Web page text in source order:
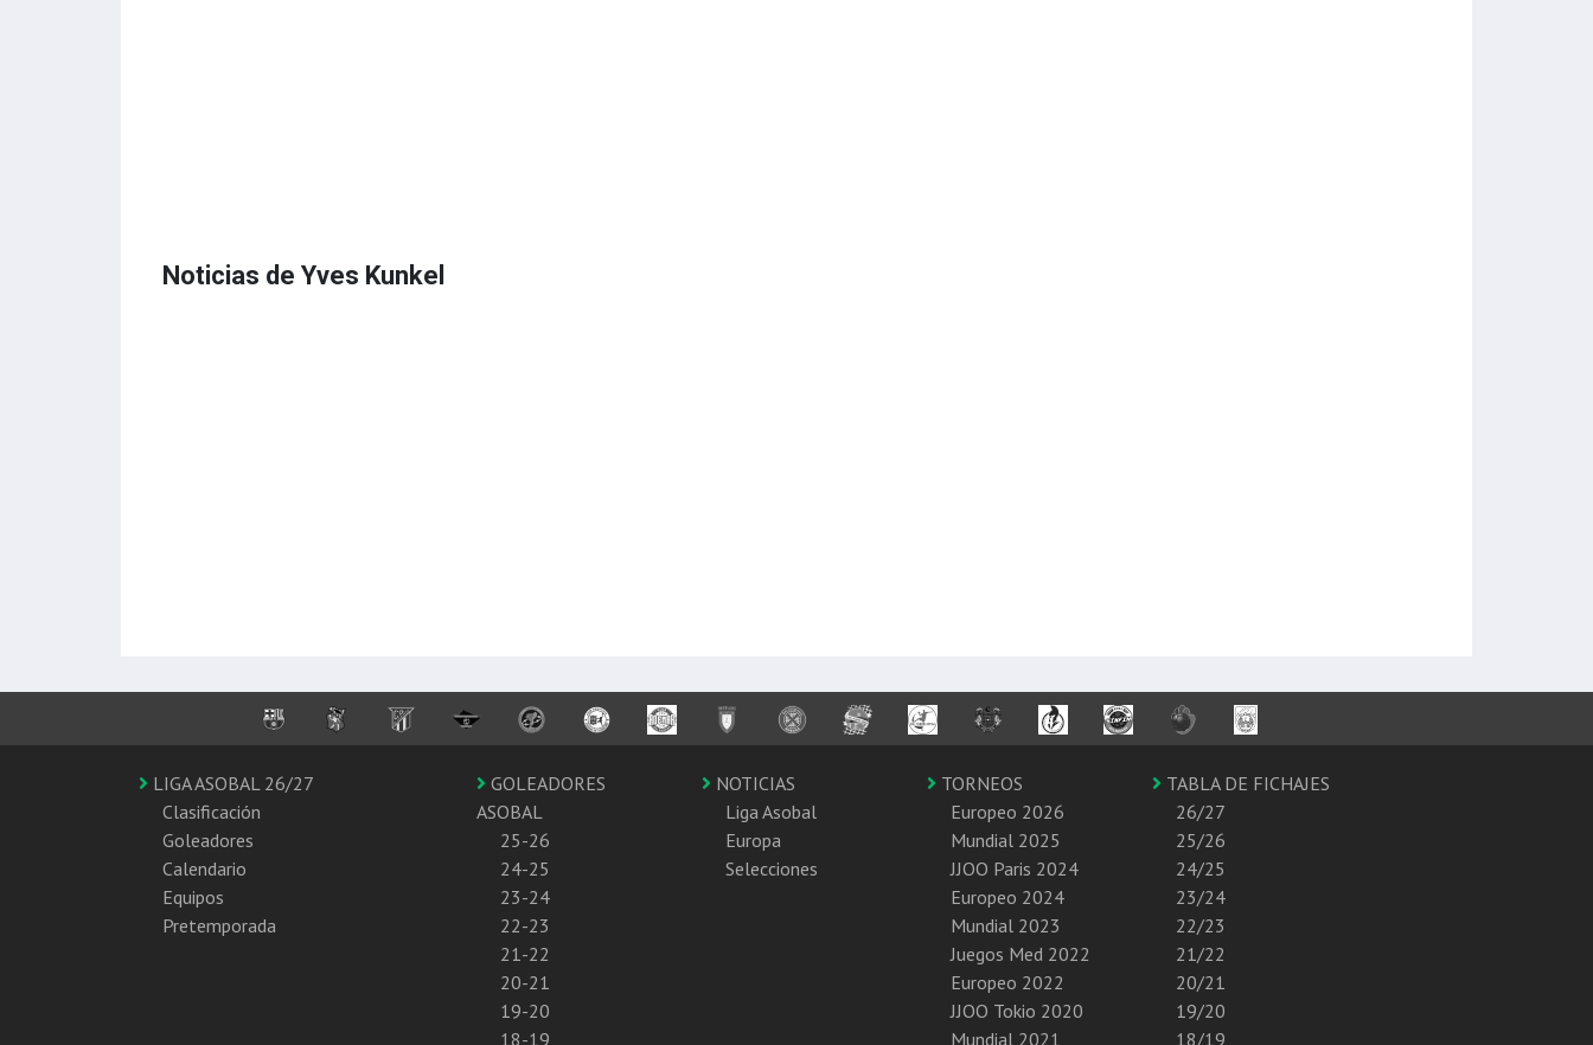
Noticias de Yves Kunkel
LIGA ASOBAL 26/27
Clasificación
Goleadores
Calendario
Equipos
Pretemporada
GOLEADORES
ASOBAL
25-26
24-25
23-24
22-23
21-22
20-21
19-20
18-19
NOTICIAS
Liga Asobal
Europa
Selecciones
TORNEOS
Europeo 2026
Mundial 2025
JJOO Paris 2024
Europeo 2024
Mundial 2023
Juegos Med 2022
Europeo 2022
JJOO Tokio 2020
Mundial 2021
TABLA DE FICHAJES
26/27
25/26
24/25
23/24
22/23
21/22
20/21
19/20
18/19